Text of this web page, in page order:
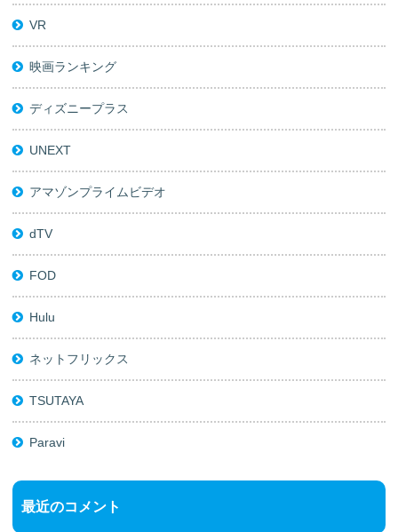
VR
映画ランキング
ディズニープラス
UNEXT
アマゾンプライムビデオ
dTV
FOD
Hulu
ネットフリックス
TSUTAYA
Paravi
最近のコメント